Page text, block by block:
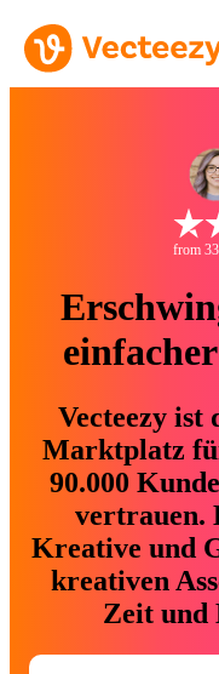
from
Vecteezy ist
Marktplatz
90.000
vertrauen.
Kreative und
kreativen
Zeit und